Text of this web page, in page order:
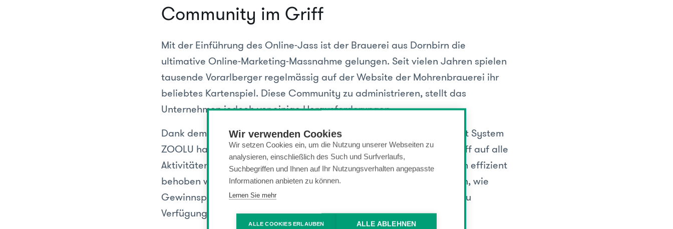
Wir verwenden Cookies
Wir setzen Cookies ein, um die Nutzung unserer Webseiten zu
analysieren, einschließlich des Such und Surfverlaufs,
Suchbegriffen und Ihnen auf Ihr Nutzungsverhalten angepasste
Informationen anbieten zu können.
Lernen Sie mehr
ALLE COOKIES ERLAUBEN ALLE ABLEHNEN
Community im Griff
Mit der Einführung des Online-Jass ist der Brauerei aus Dornbirn die
ultimative Online-Marketing-Massnahme gelungen. Seit vielen Jahren spielen
tausende Vorarlberger regelmässig auf der Website der Mohrenbrauerei ihr
beliebtes Kartenspiel. Diese Community zu administrieren, stellt das
Unternehmen jedoch vor einige Herausforderungen.
Dank dem neuen Community-Management im Content Management System
ZOOLU haben die Administratoren heute einen sehr einfachen Zugriff auf alle
Aktivitäten der Benutzer. Probleme können sehr schnell und vor allem effizient
behoben werden. Zudem kann das Redaktionsteam neue Funktionen, wie
Gewinnspiele oder Auktionen den registrierten Anwendern einfach zu
Verfügung stellen.